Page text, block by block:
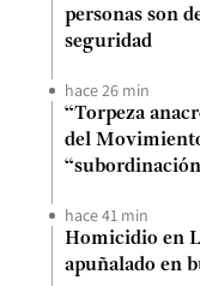
personas son
seguridad
hace 26 min
“Torpeza
del
hace 41 min
Homicidio en
apuñalado en